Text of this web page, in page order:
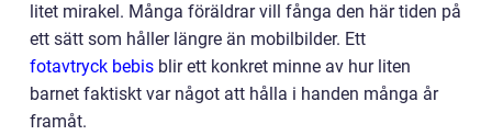
litet mirakel. Många föräldrar vill fånga den här tiden på
ett sätt som håller längre än mobilbilder. Ett
fotavtryck bebis blir ett konkret minne av hur liten
barnet faktiskt var något att hålla i handen många år
framåt.